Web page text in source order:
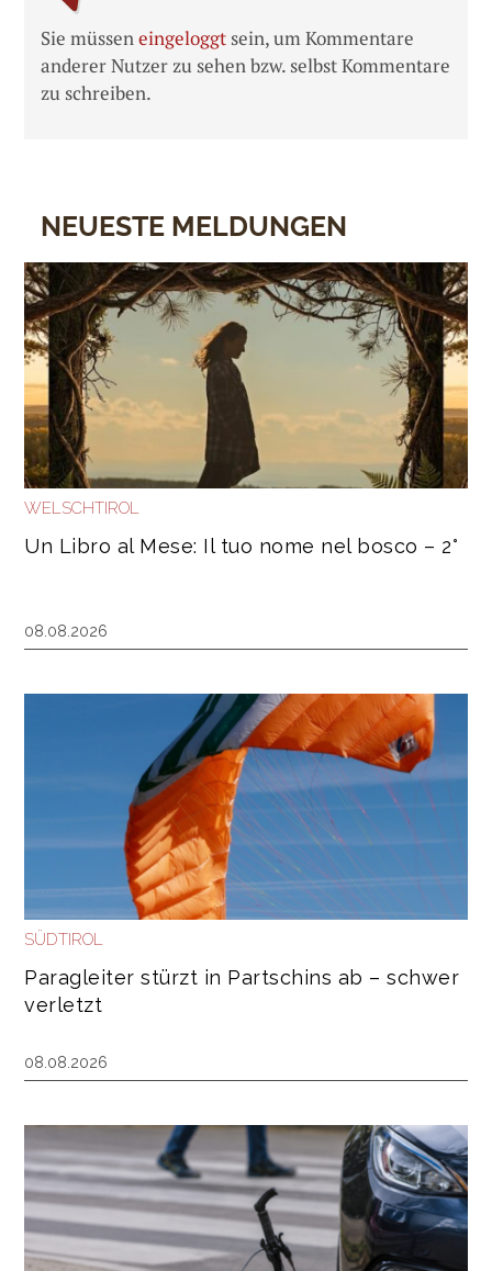
Sie müsseneingeloggt sein, um Kommentare
anderer Nutzer zu sehen bzw. selbst Kommentare
zu schreiben.
NEUESTE MELDUNGEN
WELSCHTIROL
Un Libro al Mese: Il tuo nome nel bosco – 2°
08.08.2026
SÜDTIROL
Paragleiter stürzt in Partschins ab – schwer
verletzt
08.08.2026